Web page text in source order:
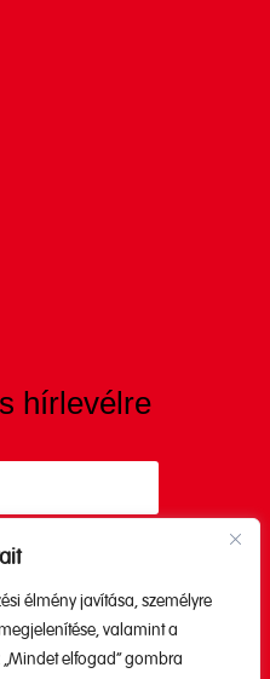
élmény javítása, személyre
valamint a
elfogad” gombra
hírlevélre